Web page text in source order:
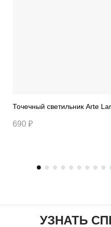
Точечный
690 ₽
УЗНАТЬ